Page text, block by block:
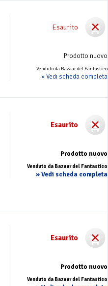
Esaurito
Prodotto nuovo
Venduto da Bazaar del Fantastico
» Vedi scheda completa
Esaurito
Prodotto nuovo
Venduto da Bazaar del Fantastico
» Vedi scheda completa
Esaurito
Prodotto nuovo
Venduto da Bazaar del Fantastico